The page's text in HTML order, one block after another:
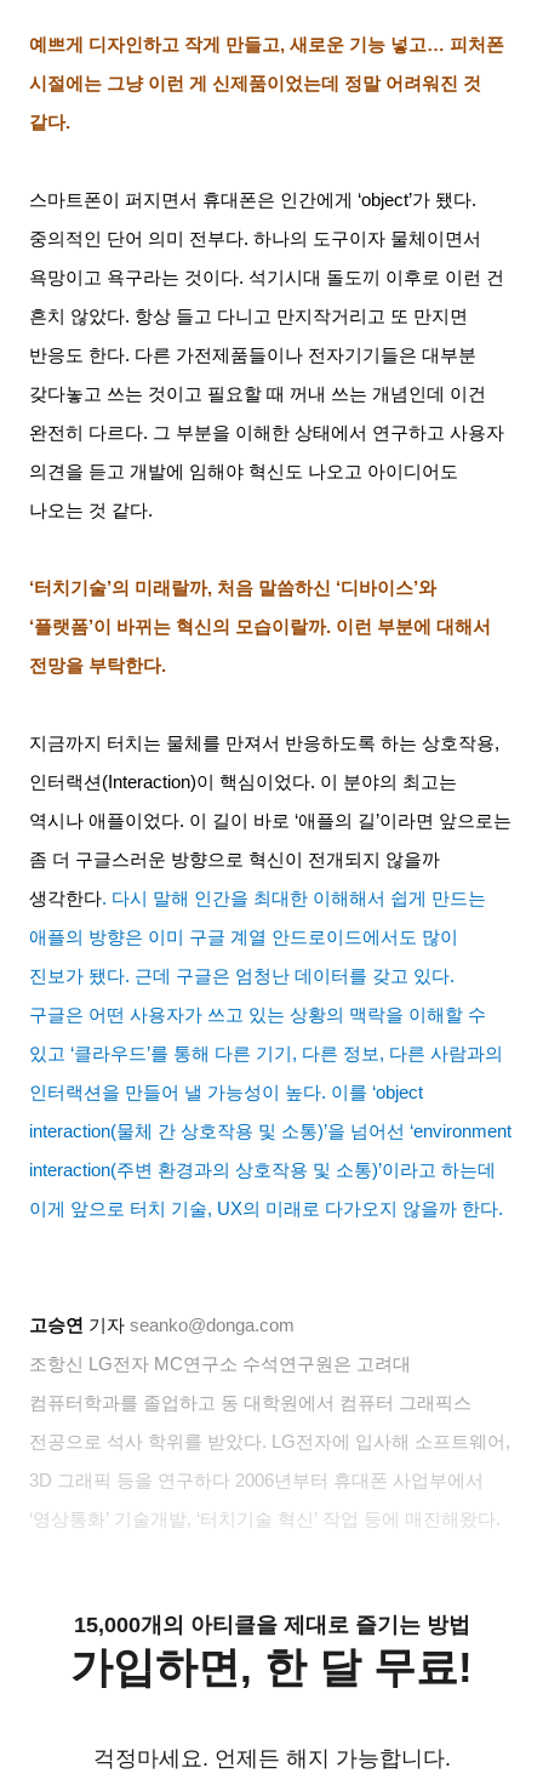
예쁘게 디자인하고 작게 만들고,새로운 기능 넣고…피처폰
시절에는 그냥 이런 게 신제품이었는데 정말 어려워진 것
같다.
스마트폰이 퍼지면서 휴대폰은 인간에게 ‘object’가 됐다.
중의적인 단어 의미 전부다.하나의 도구이자 물체이면서
욕망이고 욕구라는 것이다. 석기시대 돌도끼 이후로 이런 건
흔치 않았다. 항상 들고 다니고 만지작거리고 또 만지면
반응도 한다. 다른 가전제품들이나 전자기기들은 대부분
갖다놓고 쓰는 것이고 필요할 때 꺼내 쓰는 개념인데 이건
완전히 다르다. 그 부분을 이해한 상태에서 연구하고 사용자
의견을 듣고 개발에 임해야 혁신도 나오고 아이디어도
나오는 것 같다.
‘터치기술’의 미래랄까, 처음 말씀하신 ‘디바이스’와
‘플랫폼’이 바뀌는 혁신의 모습이랄까. 이런 부분에 대해서
전망을 부탁한다.
지금까지 터치는 물체를 만져서 반응하도록 하는 상호작용,
인터랙션(Interaction)이 핵심이었다. 이 분야의 최고는
역시나 애플이었다. 이 길이 바로 ‘애플의 길’이라면 앞으로는
좀 더 구글스러운 방향으로 혁신이 전개되지 않을까
생각한다. 다시 말해 인간을 최대한 이해해서 쉽게 만드는
애플의 방향은 이미 구글 계열 안드로이드에서도 많이
진보가 됐다. 근데 구글은 엄청난 데이터를 갖고 있다.
구글은 어떤 사용자가 쓰고 있는 상황의 맥락을 이해할 수
있고 ‘클라우드’를 통해 다른 기기, 다른 정보, 다른 사람과의
인터랙션을 만들어 낼 가능성이 높다. 이를 ‘object
interaction(물체 간 상호작용 및 소통)’을 넘어선 ‘environment
interaction(주변 환경과의 상호작용 및 소통)’이라고 하는데
이게 앞으로 터치 기술, UX의 미래로 다가오지 않을까 한다.
고승연 기자seanko@donga.com
조항신 LG전자 MC연구소 수석연구원은 고려대
컴퓨터학과를 졸업하고 동 대학원에서 컴퓨터 그래픽스
전공으로 석사 학위를 받았다. LG전자에 입사해 소프트웨어,
3D 그래픽 등을 연구하다 2006년부터 휴대폰 사업부에서
‘영상통화’ 기술개발, ‘터치기술 혁신 ’ 작업 등에 매진해왔다 .
15,000개의 아티클을 제대로 즐기는 방법
가입하면, 한 달 무료!
걱정마세요. 언제든 해지 가능합니다.